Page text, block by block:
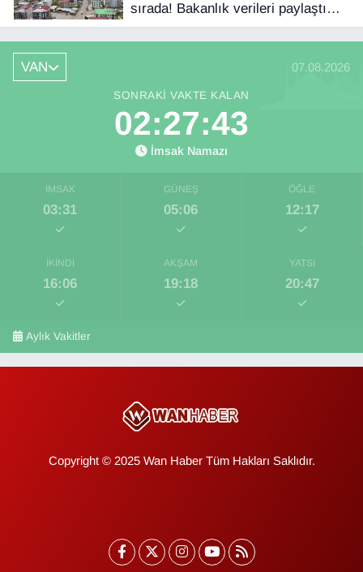
sırada! Bakanlık verileri paylaştı…
VAN 07.08.2026
SONRAKI VAKTE KALAN
02:27:42
İmsak Namazı
İMSAK
03:31
GÜNEŞ
05:06
ÖĞLE
12:17
İKINDI
16:06
AKŞAM
19:18
YATSI
20:47
Aylık Vakitler
Copyright © 2025 Wan Haber Tüm Hakları Saklıdır.